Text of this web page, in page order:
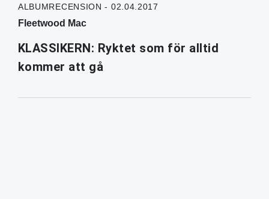
ALBUMRECENSION - 02.04.2017
Fleetwood Mac
KLASSIKERN: Ryktet som för alltid
kommer att gå